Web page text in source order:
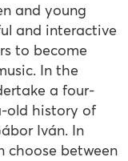
and young
and interactive
to become
In the
a four-
old history of
Iván. In
choose between